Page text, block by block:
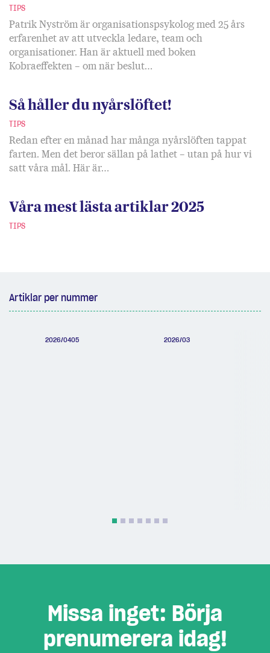
TIPS
Patrik Nyström är organisationspsykolog med 25 års
erfarenhet av att utveckla ledare, team och
organisationer. Han är aktuell med boken
Kobraeffekten – om när beslut…
Så håller du nyårslöftet!
TIPS
Redan efter en månad har många nyårslöften tappat
farten. Men det beror sällan på lathet – utan på hur vi
satt våra mål. Här är…
Våra mest lästa artiklar 2025
TIPS
Artiklar per nummer
2026/0405 2026/03
Missa inget: Börja
prenumerera idag!